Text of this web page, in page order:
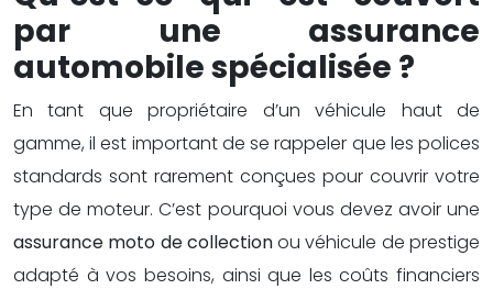
par une assurance
automobile spécialisée ?
En tant que propriétaire d’un véhicule haut de
gamme, il est important de se rappeler que les polices
standards sont rarement conçues pour couvrir votre
type de moteur. C’est pourquoi vous devez avoir une
assurance moto de collectionou véhicule de prestige
adapté à vos besoins, ainsi que les coûts financiers